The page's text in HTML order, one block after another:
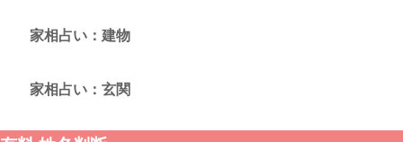
家相占い：建物
家相占い：玄関